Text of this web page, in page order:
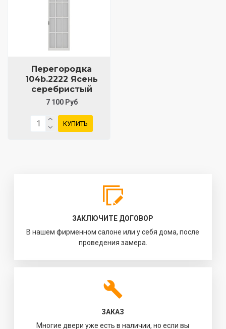
Перегородка
104b.2222 Ясень
серебристый
7 100 Руб
КУПИТЬ
ЗАКЛЮЧИТЕ ДОГОВОР
В нашем фирменном салоне или у себя дома, после
проведения замера.
ЗАКАЗ
Многие двери уже есть в наличии, но если вы